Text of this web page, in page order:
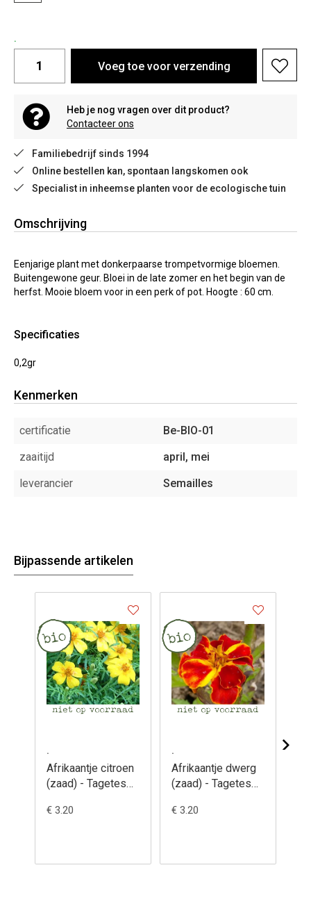
.
Voeg toe voor verzending
Heb je nog vragen over dit product?
Contacteer ons
Familiebedrijf sinds 1994
Online bestellen kan, spontaan langskomen ook
Specialist in inheemse planten voor de ecologische tuin
Omschrijving
Eenjarige plant met donkerpaarse trompetvormige bloemen.
Buitengewone geur. Bloei in de late zomer en het begin van de
herfst. Mooie bloem voor in een perk of pot. Hoogte : 60 cm.
Specificaties
0,2gr
Kenmerken
certificatie
Be-BIO-01
zaaitijd
april, mei
leverancier
Semailles
Bijpassende artikelen
.
Afrikaantje citroen
(zaad) - Tagetes
€ 3.20
.
Afrikaantje dwerg
(zaad) - Tagetes
€ 3.20